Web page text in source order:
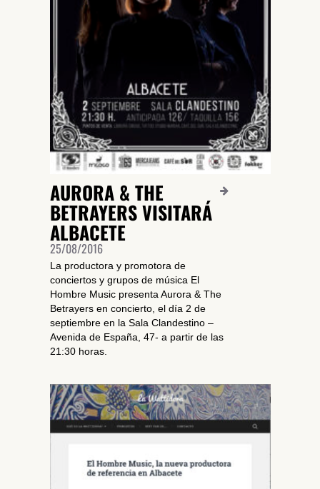
AURORA & THE
BETRAYERS VISITARÁ
ALBACETE
25/08/2016
La productora y promotora de
conciertos y grupos de música El
Hombre Music presenta Aurora & The
Betrayers en concierto, el día 2 de
septiembre en la Sala Clandestino –
Avenida de España, 47- a partir de las
21:30 horas.